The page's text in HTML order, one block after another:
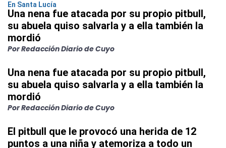
En Santa Lucía
Una nena fue atacada por su propio pitbull,
su abuela quiso salvarla y a ella también la
mordió
Por Redacción Diario de Cuyo
Una nena fue atacada por su propio pitbull,
su abuela quiso salvarla y a ella también la
mordió
Por Redacción Diario de Cuyo
El pitbull que le provocó una herida de 12
puntos a una niña y atemoriza a todo un